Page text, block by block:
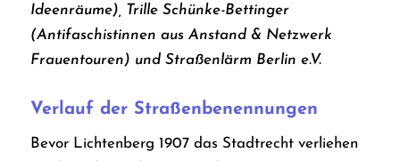
Ideenräume), Trille Schünke-Bettinger
(Antifaschistinnen aus Anstand & Netzwerk
Frauentouren) und Straßenlärm Berlin e.V.
Verlauf der Straßenbenennungen
Bevor Lichtenberg 1907 das Stadtrecht verliehen